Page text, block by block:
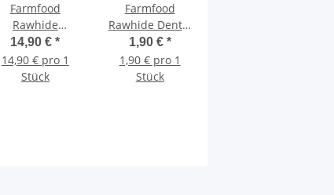
Farmfood
Rawhide
Braided Donuts
geflochten
Dental L
14,90 €*
14,90 € pro 1
Stück
Farmfood
Rawhide Dental
Roll S
1,90 € *
1,90 € pro 1
Stück